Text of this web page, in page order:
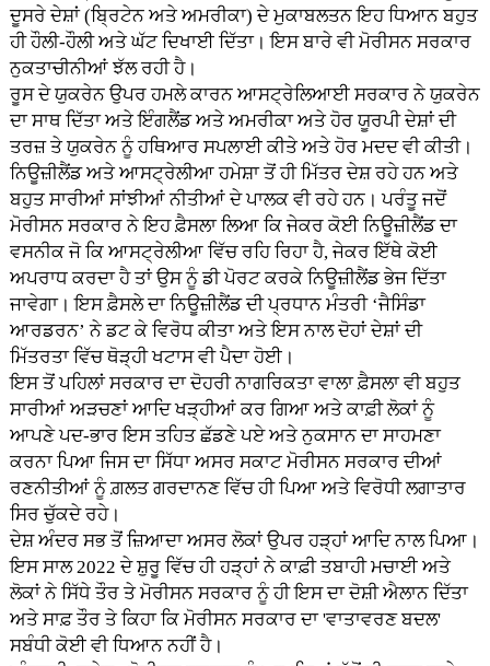
ਦੂਸਰੇ ਦੇਸ਼ਾਂ (ਬ੍ਰਿਟੇਨ ਅਤੇ ਅਮਰੀਕਾ) ਦੇ ਮੁਕਾਬਲਤਨ ਇਹ ਧਿਆਨ ਬਹੁਤ
ਹੀ ਹੌਲੀ-ਹੌਲੀ ਅਤੇ ਘੱਟ ਦਿਖਾਈ ਦਿੱਤਾ। ਇਸ ਬਾਰੇ ਵੀ ਮੋਰੀਸਨ ਸਰਕਾਰ
ਨੁਕਤਾਚੀਨੀਆਂ ਝੱਲ ਰਹੀ ਹੈ।
ਰੂਸ ਦੇ ਯੁਕਰੇਨ ਉਪਰ ਹਮਲੇ ਕਾਰਨ ਆਸਟ੍ਰੇਲਿਆਈ ਸਰਕਾਰ ਨੇ ਯੁਕਰੇਨ
ਦਾ ਸਾਥ ਦਿੱਤਾ ਅਤੇ ਇੰਗਲੈਂਡ ਅਤੇ ਅਮਰੀਕਾ ਅਤੇ ਹੋਰ ਯੂਰਪੀ ਦੇਸ਼ਾਂ ਦੀ
ਤਰਜ਼ ਤੇ ਯੁਕਰੇਨ ਨੂੰ ਹਥਿਆਰ ਸਪਲਾਈ ਕੀਤੇ ਅਤੇ ਹੋਰ ਮਦਦ ਵੀ ਕੀਤੀ।
ਨਿਊਜ਼ੀਲੈਂਡ ਅਤੇ ਆਸਟ੍ਰੇਲੀਆ ਹਮੇਸ਼ਾ ਤੋਂ ਹੀ ਮਿੱਤਰ ਦੇਸ਼ ਰਹੇ ਹਨ ਅਤੇ
ਬਹੁਤ ਸਾਰੀਆਂ ਸਾਂਝੀਆਂ ਨੀਤੀਆਂ ਦੇ ਪਾਲਕ ਵੀ ਰਹੇ ਹਨ। ਪਰੰਤੂ ਜਦੋਂ
ਮੋਰੀਸਨ ਸਰਕਾਰ ਨੇ ਇਹ ਫ਼ੈਸਲਾ ਲਿਆ ਕਿ ਜੇਕਰ ਕੋਈ ਨਿਊਜ਼ੀਲੈਂਡ ਦਾ
ਵਸਨੀਕ ਜੋ ਕਿ ਆਸਟ੍ਰੇਲੀਆ ਵਿੱਚ ਰਹਿ ਰਿਹਾ ਹੈ, ਜੇਕਰ ਇੱਥੇ ਕੋਈ
ਅਪਰਾਧ ਕਰਦਾ ਹੈ ਤਾਂ ਉਸ ਨੂੰ ਡੀ ਪੋਰਟ ਕਰਕੇ ਨਿਊਜ਼ੀਲੈਂਡ ਭੇਜ ਦਿੱਤਾ
ਜਾਵੇਗਾ। ਇਸ ਫ਼ੈਸਲੇ ਦਾ ਨਿਊਜ਼ੀਲੈਂਡ ਦੀ ਪ੍ਰਧਾਨ ਮੰਤਰੀ ‘ਜੈਸਿੰਡਾ
ਆਰਡਰਨ’ ਨੇ ਡਟ ਕੇ ਵਿਰੋਧ ਕੀਤਾ ਅਤੇ ਇਸ ਨਾਲ ਦੋਹਾਂ ਦੇਸ਼ਾਂ ਦੀ
ਮਿੱਤਰਤਾ ਵਿੱਚ ਥੋੜ੍ਹੀ ਖਟਾਸ ਵੀ ਪੈਦਾ ਹੋਈ।
ਇਸ ਤੋਂ ਪਹਿਲਾਂ ਸਰਕਾਰ ਦਾ ਦੋਹਰੀ ਨਾਗਰਿਕਤਾ ਵਾਲਾ ਫ਼ੈਸਲਾ ਵੀ ਬਹੁਤ
ਸਾਰੀਆਂ ਅੜਚਣਾਂ ਆਦਿ ਖੜ੍ਹੀਆਂ ਕਰ ਗਿਆ ਅਤੇ ਕਾਫ਼ੀ ਲੋਕਾਂ ਨੂੰ
ਆਪਣੇ ਪਦ-ਭਾਰ ਇਸ ਤਹਿਤ ਛੱਡਣੇ ਪਏ ਅਤੇ ਨੁਕਸਾਨ ਦਾ ਸਾਹਮਣਾ
ਕਰਨਾ ਪਿਆ ਜਿਸ ਦਾ ਸਿੱਧਾ ਅਸਰ ਸਕਾਟ ਮੋਰੀਸਨ ਸਰਕਾਰ ਦੀਆਂ
ਰਣਨੀਤੀਆਂ ਨੂੰ ਗ਼ਲਤ ਗਰਦਾਨਣ ਵਿੱਚ ਹੀ ਪਿਆ ਅਤੇ ਵਿਰੋਧੀ ਲਗਾਤਾਰ
ਸਿਰ ਚੁੱਕਦੇ ਰਹੇ।
ਦੇਸ਼ ਅੰਦਰ ਸਭ ਤੋਂ ਜ਼ਿਆਦਾ ਅਸਰ ਲੋਕਾਂ ਉਪਰ ਹੜ੍ਹਾਂ ਆਦਿ ਨਾਲ ਪਿਆ।
ਇਸ ਸਾਲ 2022 ਦੇ ਸ਼ੁਰੂ ਵਿੱਚ ਹੀ ਹੜ੍ਹਾਂ ਨੇ ਕਾਫ਼ੀ ਤਬਾਹੀ ਮਚਾਈ ਅਤੇ
ਲੋਕਾਂ ਨੇ ਸਿੱਧੇ ਤੌਰ ਤੇ ਮੋਰੀਸਨ ਸਰਕਾਰ ਨੂੰ ਹੀ ਇਸ ਦਾ ਦੋਸ਼ੀ ਐਲਾਨ ਦਿੱਤਾ
ਅਤੇ ਸਾਫ਼ ਤੌਰ ਤੇ ਕਿਹਾ ਕਿ ਮੋਰੀਸਨ ਸਰਕਾਰ ਦਾ 'ਵਾਤਾਵਰਣ ਬਦਲ'
ਸਬੰਧੀ ਕੋਈ ਵੀ ਧਿਆਨ ਨਹੀਂ ਹੈ।